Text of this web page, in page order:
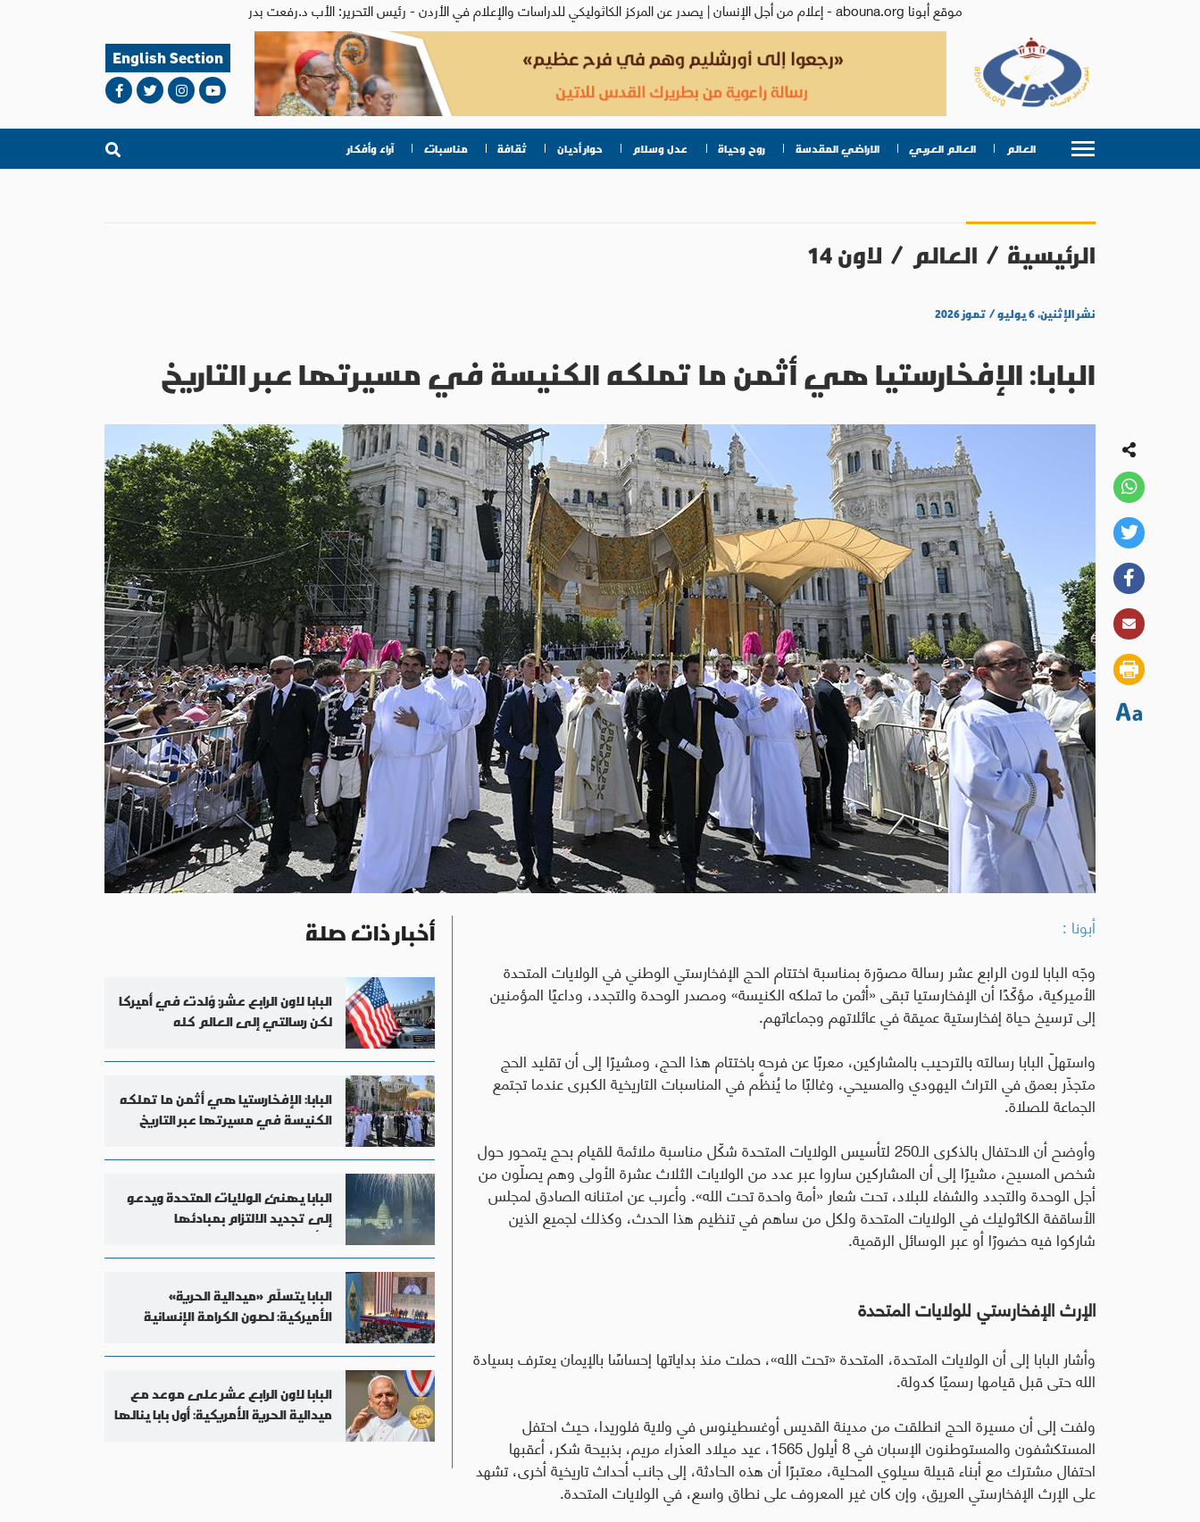
موقع أبونا abouna.org - إعلام من أجل الإنسان | يصدر عن المركز الكاثوليكي للدراسات والإعلام في الأردن - رئيس التحرير: الأب د.رفعت بدر
English Section
العالم العالم العربي الاراضي المقدسة روح وحياة عدل وسلام حوار أديان ثقافة مناسبات آراء وأفكار
الرئيسية / العالم / لاون 14
نشر الإثنين، ٦ يوليو / تموز ٢٠٢٦
البابا: الإفخارستيا هي أثمن ما تملكه الكنيسة في مسيرتها عبر التاريخ
أبونا :
وجّه البابا لاون الرابع عشر رسالة مصوّرة بمناسبة اختتام الحج الإفخارستي الوطني في الولايات المتحدة
الأميركية، مؤكّدًا أن الإفخارستيا تبقى «أثمن ما تملكه الكنيسة» ومصدر الوحدة والتجدد، وداعيًا المؤمنين
إلى ترسيخ حياة إفخارستية عميقة في عائلاتهم وجماعاتهم.
واستهلّ البابا رسالته بالترحيب بالمشاركين، معربًا عن فرحه باختتام هذا الحج، ومشيرًا إلى أن تقليد الحج
متجذّر بعمق في التراث اليهودي والمسيحي، وغالبًا ما يُنظَّم في المناسبات التاريخية الكبرى عندما تجتمع
الجماعة للصلاة.
وأوضح أن الاحتفال بالذكرى الـ250 لتأسيس الولايات المتحدة شكّل مناسبة ملائمة للقيام بحج يتمحور حول
شخص المسيح، مشيرًا إلى أن المشاركين ساروا عبر عدد من الولايات الثلاث عشرة الأولى وهم يصلّون من
أجل الوحدة والتجدد والشفاء للبلاد، تحت شعار «أمة واحدة تحت الله». وأعرب عن امتنانه الصادق لمجلس
الأساقفة الكاثوليك في الولايات المتحدة ولكل من ساهم في تنظيم هذا الحدث، وكذلك لجميع الذين
شاركوا فيه حضورًا أو عبر الوسائل الرقمية.
الإرث الإفخارستي للولايات المتحدة
وأشار البابا إلى أن الولايات المتحدة، المتحدة «تحت الله»، حملت منذ بداياتها إحساسًا بالإيمان يعترف بسيادة
الله حتى قبل قيامها رسميًا كدولة.
ولفت إلى أن مسيرة الحج انطلقت من مدينة القديس أوغسطينوس في ولاية فلوريدا، حيث احتفل
المستكشفون والمستوطنون الإسبان في 8 أيلول 1565، عيد ميلاد العذراء مريم، بذبيحة شكر، أعقبها
احتفال مشترك مع أبناء قبيلة سيلوي المحلية، معتبرًا أن هذه الحادثة، إلى جانب أحداث تاريخية أخرى، تشهد
على الإرث الإفخارستي العريق، وإن كان غير المعروف على نطاق واسع، في الولايات المتحدة.
أخبار ذات صلة
البابا لاون الرابع عشر: وُلدت في أميركا
لكن رسالتي إلى العالم كله
البابا: الإفخارستيا هي أثمن ما تملكه
الكنيسة في مسيرتها عبر التاريخ
البابا يهنئ الولايات المتحدة ويدعو
إلى تجديد الالتزام بمبادئها
التأسيسية
البابا يتسلّم «ميدالية الحرية»
الأميركية: لصون الكرامة الإنسانية
البابا لاون الرابع عشر على موعد مع
ميدالية الحرية الأمريكية: أول بابا ينالها